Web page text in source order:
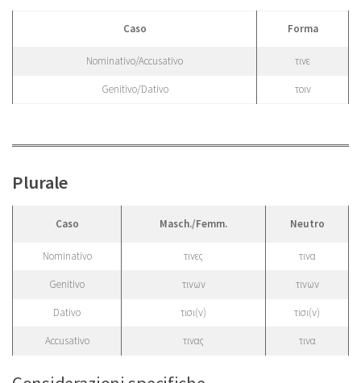
Caso Forma
Nominativo/Accusativo τινε
Genitivo/Dativo τοιν
Plurale
Caso Masch./Femm. Neutro
Nominativo τινες τινα
Genitivo τινων τινων
Dativo τισι(ν) τισι(ν)
Accusativo τινας τινα